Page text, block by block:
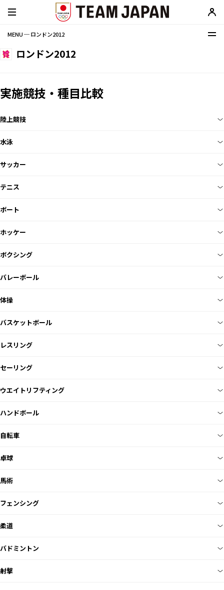
MENU ─ ロンドン2012
ロンドン2012
実施競技・種目比較
陸上競技
水泳
サッカー
テニス
ボート
ホッケー
ボクシング
バレーボール
体操
バスケットボール
レスリング
セーリング
ウエイトリフティング
ハンドボール
自転車
卓球
馬術
フェンシング
柔道
バドミントン
射撃